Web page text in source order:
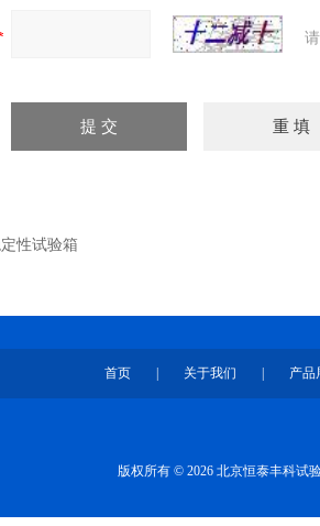
性试验箱
首页 关于我们 产品
版权所有 © 2026 北京恒泰丰科试